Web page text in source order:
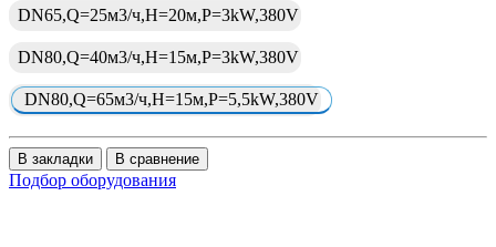
DN65,Q=25м3/ч,H=20м,P=3kW,380V
DN80,Q=40м3/ч,H=15м,P=3kW,380V
DN80,Q=65м3/ч,H=15м,P=5,5kW,380V
В закладки В сравнение
Подбор оборудования